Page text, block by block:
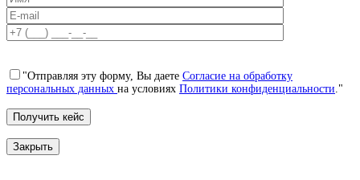
"Отправляя эту форму, Вы даете Согласие на обработку
персональных данных на условиях Политики конфиденциальности."
Закрыть